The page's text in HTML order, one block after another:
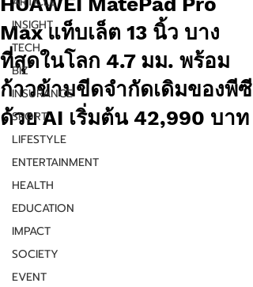
INSIGHT
TECH
BIZ
INSURANCE
SPORT
LIFESTYLE
ENTERTAINMENT
HEALTH
EDUCATION
IMPACT
SOCIETY
EVENT
Max แท็บเล็ต 13 นิ้ว บาง
ที่สุดในโลก 4.7 มม. พร้อม
ก้าวข้ามขีดจำกัดเดิมของพีซี
ด้วย AI เริ่มต้น 42,990 บาท